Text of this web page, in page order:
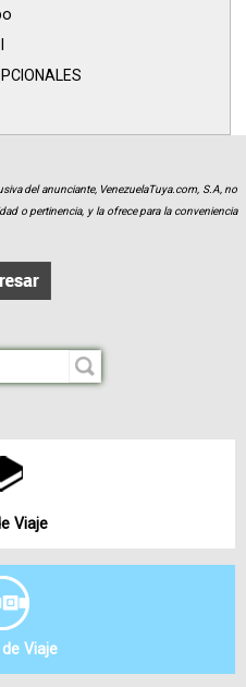
del anunciante, VenezuelaTuya.com, S.A, no
o pertinencia, y la ofrece para la conveniencia
Viaje
Viaje